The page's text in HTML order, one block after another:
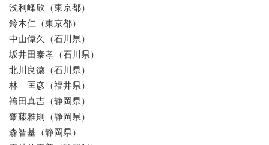
浅利峰欣（東京都）
鈴木仁（東京都）
中山偉久（石川県）
坂井田泰孝（石川県）
北川良徳（石川県）
林 匡彦（福井県）
袴田真吉（静岡県）
齋藤雅則（静岡県）
森智基（静岡県）